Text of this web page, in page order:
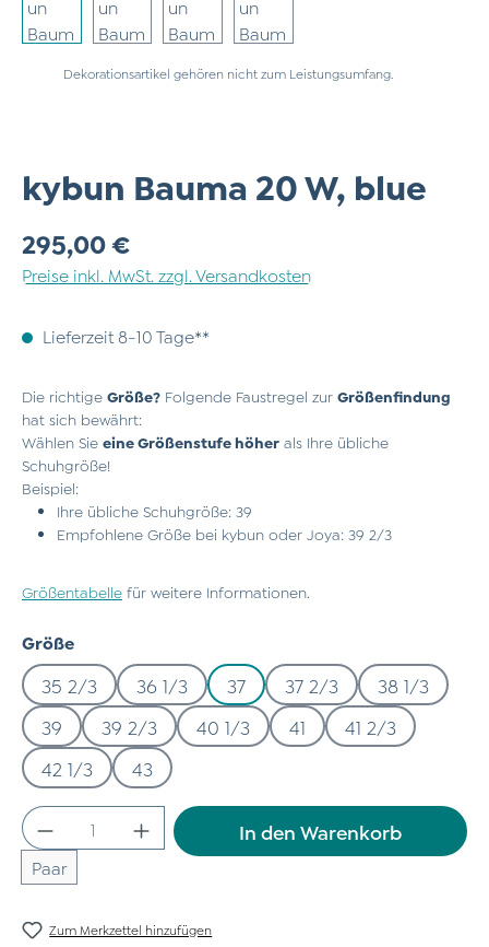
Dekorationsartikel gehören nicht zum Leistungsumfang.
kybun Bauma 20 W, blue
Regulärer Preis:
295,00 €
Preise inkl. MwSt. zzgl. Versandkosten
Lieferzeit 8-10 Tage**
Die richtige Größe? Folgende Faustregel zur Größenfindung
hat sich bewährt:
Wählen Sie eine Größenstufe höher als Ihre übliche
Schuhgröße!
Beispiel:
Ihre übliche Schuhgröße: 39
Empfohlene Größe bei kybun oder Joya: 39 2/3
Größentabelle für weitere Informationen.
Größeauswählen
35 2/3 36 1/3 37 37 2/3
38 1/3
39
39 2/3 40 1/3 41
41 2/3
42 1/3
43
Produkt Anzahl: Gib den gewünschten
Paar
In den Warenkorb
Zum Merkzettel hinzufügen